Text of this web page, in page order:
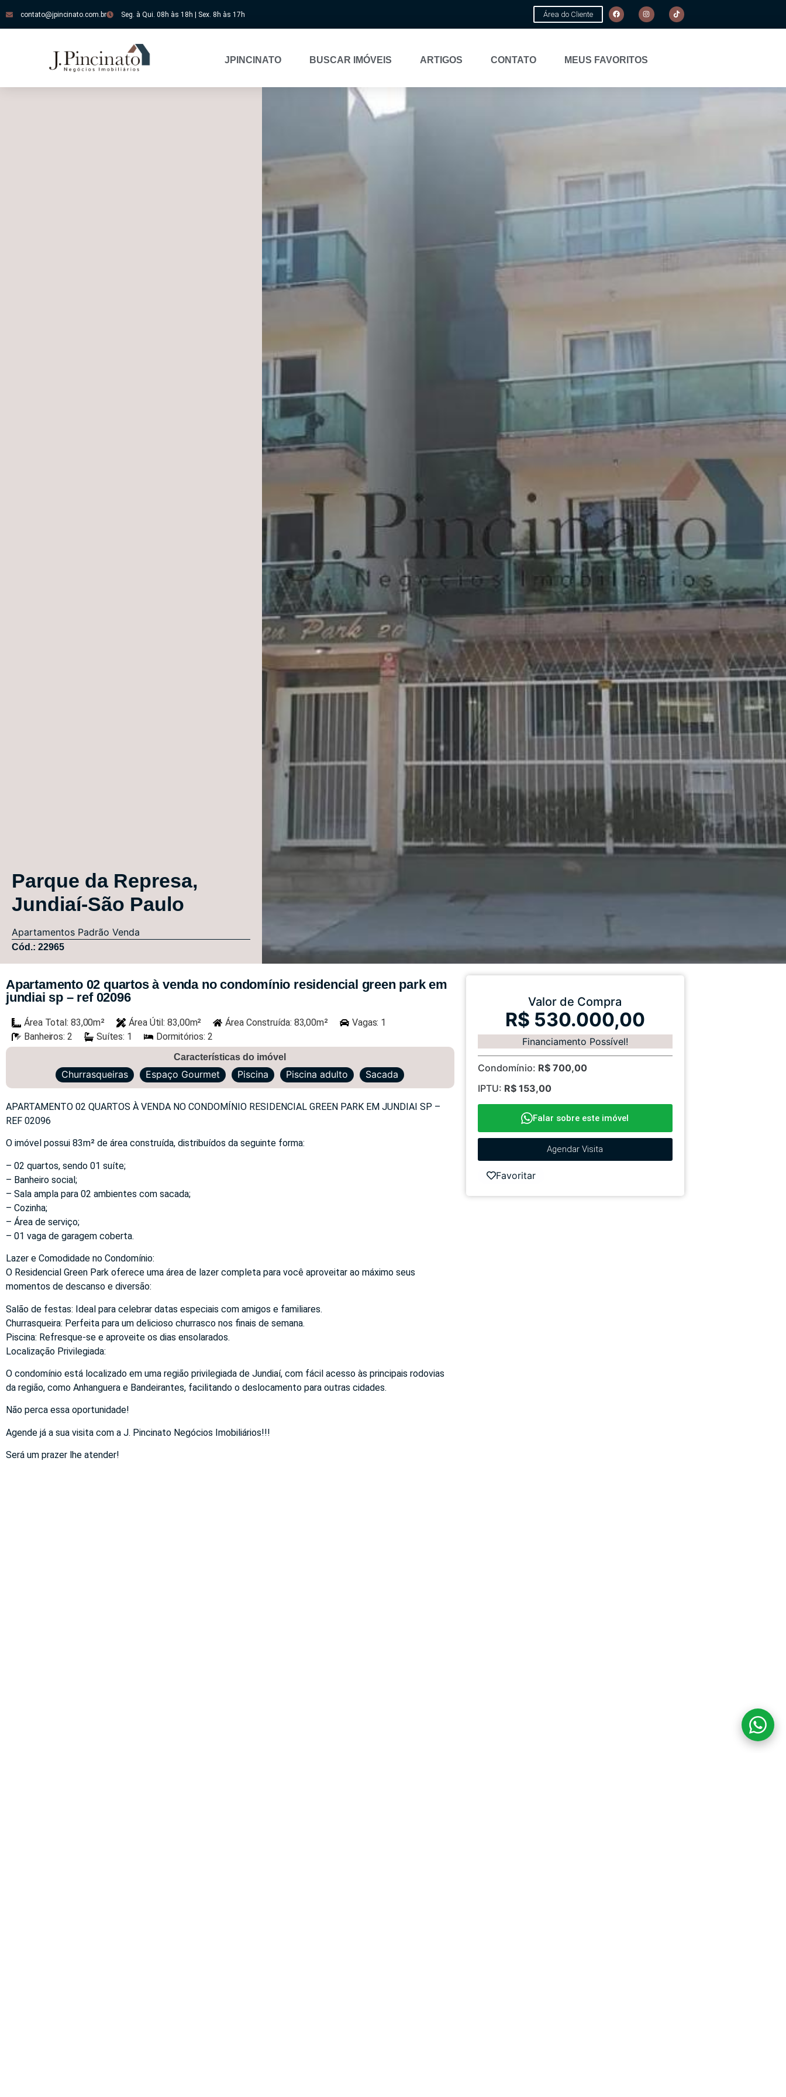
contato@jpincinato.com.br Seg. à Qui. 08h às 18h | Sex. 8h às 17h Área do Cliente
JPINCINATO BUSCAR IMÓVEIS ARTIGOS CONTATO MEUS FAVORITOS
Parque da Represa,
Jundiaí-São Paulo
Apartamentos Padrão Venda
Cód.: 22965
Apartamento 02 quartos à venda no condomínio residencial green park em
jundiai sp – ref 02096
Área Total: 83,00m² Área Útil: 83,00m² Área Construída: 83,00m²
Vagas: 1
Banheiros: 2
Suítes: 1 Dormitórios: 2
Características do imóvel
Churrasqueiras Espaço Gourmet Piscina Piscina adulto Sacada
APARTAMENTO 02 QUARTOS À VENDA NO CONDOMÍNIO RESIDENCIAL GREEN PARK EM JUNDIAI SP –
REF 02096
O imóvel possui 83m² de área construída, distribuídos da seguinte forma:
– 02 quartos, sendo 01 suíte;
– Banheiro social;
– Sala ampla para 02 ambientes com sacada;
– Cozinha;
– Área de serviço;
– 01 vaga de garagem coberta.
Lazer e Comodidade no Condomínio:
O Residencial Green Park oferece uma área de lazer completa para você aproveitar ao máximo seus
momentos de descanso e diversão:
Salão de festas: Ideal para celebrar datas especiais com amigos e familiares.
Churrasqueira: Perfeita para um delicioso churrasco nos finais de semana.
Piscina: Refresque-se e aproveite os dias ensolarados.
Localização Privilegiada:
O condomínio está localizado em uma região privilegiada de Jundiaí, com fácil acesso às principais rodovias
da região, como Anhanguera e Bandeirantes, facilitando o deslocamento para outras cidades.
Não perca essa oportunidade!
Agende já a sua visita com a J. Pincinato Negócios Imobiliários!!!
Será um prazer lhe atender!
Valor de Compra
R$ 530.000,00
Financiamento Possível!
Condomínio: R$ 700,00
IPTU: R$ 153,00
Falar sobre este imóvel
Agendar Visita
Favoritar